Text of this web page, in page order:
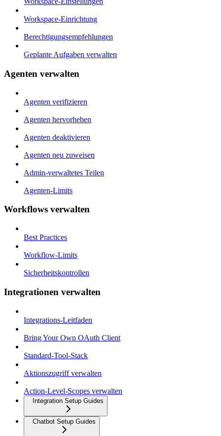
Workspace-Einrichtung
Berechtigungsempfehlungen
Geplante Aufgaben verwalten
Agenten verwalten
Agenten verifizieren
Agenten hervorheben
Agenten deaktivieren
Agenten neu zuweisen
Admin-verwaltetes Teilen
Agenten-Limits
Workflows verwalten
Best Practices
Workflow-Limits
Sicherheitskontrollen
Integrationen verwalten
Integrations-Leitfaden
Bring Your Own OAuth Client
Standard-Tool-Stack
Aktionszugriff verwalten
Action-Level-Scopes verwalten
Integration Setup Guides
Chatbot Setup Guides